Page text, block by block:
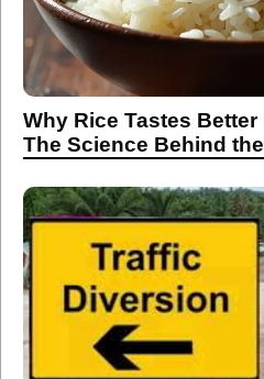
Why Rice Tastes
The Science Behind